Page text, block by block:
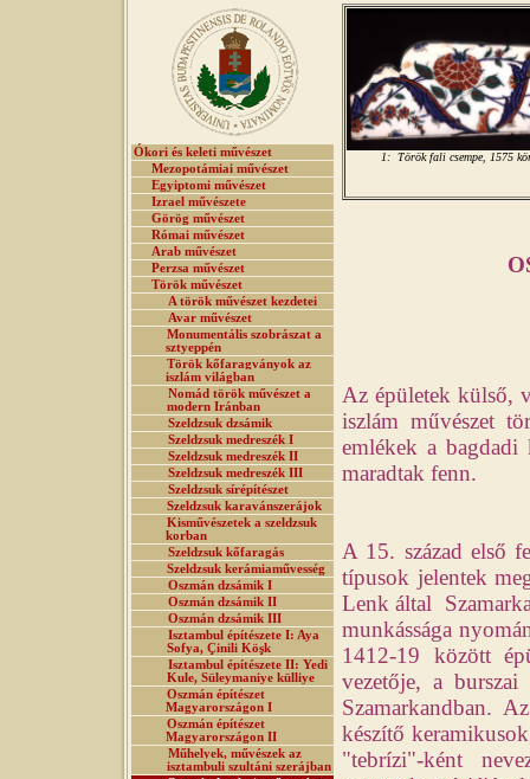
Ókori és keleti művészet
Mezopotámiai művészet
Egyiptomi művészet
Izrael művészete
Görög művészet
Római művészet
Arab művészet
Perzsa művészet
Török művészet
A török művészet kezdetei
Avar művészet
Monumentális szobrászat a
sztyeppén
Török kőfaragványok az
iszlám világban
Nomád török művészet a
modern Iránban
Szeldzsuk dzsámik
Szeldzsuk medreszék I
Szeldzsuk medreszék II
Szeldzsuk medreszék III
Szeldzsuk sírépítészet
Szeldzsuk karavánszerájok
Kisművészetek a szeldzsuk
korban
Szeldzsuk kőfaragás
Szeldzsuk kerámiaművesség
Oszmán dzsámik I
Oszmán dzsámik II
Oszmán dzsámik III
Isztambul építészete I: Aya
Sofya, Çinili Köşk
Isztambul építészete II: Yedi
Kule, Süleymaniye külliye
Oszmán építészet
Magyarországon I
Oszmán építészet
Magyarországon II
Műhelyek, művészek az
isztambuli szultáni szerájban
1: Török fali csempe, 1575
Az épületek külső,
iszlám művészet
emlékek a bagdadi
maradtak fenn.
A 15. század első
típusok jelentek
Lenk által
munkássága
1412-19 között
vezetője, a
Szamarkandban.
készítő
"tebrízi"-ként